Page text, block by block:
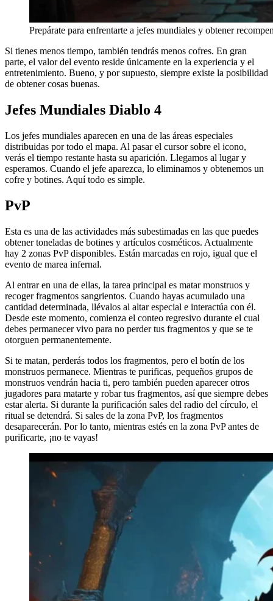
Prepárate para enfrentarte a jefes mundiales y obtener
Si tienes menos tiempo, también tendrás menos cofres. En gran
parte, el valor del evento reside únicamente en la experiencia y el
entretenimiento. Bueno, y por supuesto, siempre existe la posibilidad
de obtener cosas buenas.
Jefes Mundiales Diablo 4
Los jefes mundiales aparecen en una de las áreas especiales
distribuidas por todo el mapa. Al pasar el cursor sobre el icono,
verás el tiempo restante hasta su aparición. Llegamos al lugar y
esperamos. Cuando el jefe aparezca, lo eliminamos y obtenemos un
cofre y botines. Aquí todo es simple.
PvP
Esta es una de las actividades más subestimadas en las que puedes
obtener toneladas de botines y artículos cosméticos. Actualmente
hay 2 zonas PvP disponibles. Están marcadas en rojo, igual que el
evento de marea infernal.
Al entrar en una de ellas, la tarea principal es matar monstruos y
recoger fragmentos sangrientos. Cuando hayas acumulado una
cantidad determinada, llévalos al altar especial e interactúa con él.
Desde este momento, comienza el conteo regresivo durante el cual
debes permanecer vivo para no perder tus fragmentos y que se te
otorguen permanentemente.
Si te matan, perderás todos los fragmentos, pero el botín de los
monstruos permanece. Mientras te purificas, pequeños grupos de
monstruos vendrán hacia ti, pero también pueden aparecer otros
jugadores para matarte y robar tus fragmentos, así que siempre debes
estar alerta. Si durante la purificación sales del radio del círculo, el
ritual se detendrá. Si sales de la zona PvP, los fragmentos
desaparecerán. Por lo tanto, mientras estés en la zona PvP antes de
purificarte, ¡no te vayas!